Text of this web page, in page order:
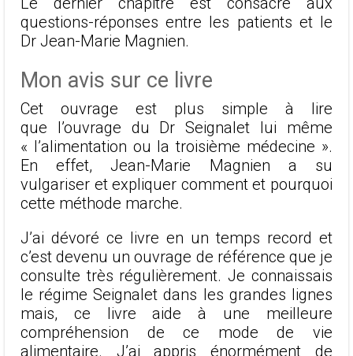
questions-réponses entre les patients et le
Dr Jean-Marie Magnien.
Mon avis sur ce livre
Cet ouvrage est plus simple à lire
que l’ouvrage du Dr Seignalet lui même
« l’alimentation ou la troisième médecine ».
En effet, Jean-Marie Magnien a su
vulgariser et expliquer comment et pourquoi
cette méthode marche.
J’ai dévoré ce livre en un temps record et
c’est devenu un ouvrage de référence que je
consulte très régulièrement. Je connaissais
le régime Seignalet dans les grandes lignes
mais, ce livre aide à une meilleure
compréhension de ce mode de vie
alimentaire. J’ai appris énormément de